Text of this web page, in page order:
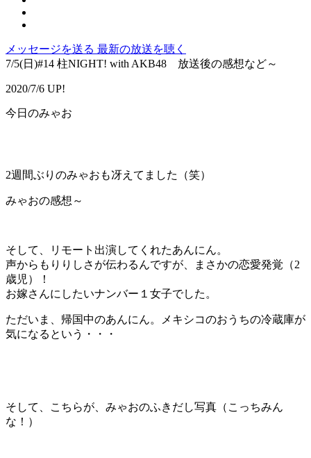
メッセージを送る 最新の放送を聴く
7/5(日)#14 柱NIGHT! with AKB48 放送後の感想など～
2020/7/6 UP!
今日のみゃお
2週間ぶりのみゃおも冴えてました（笑）
みゃおの感想～
そして、リモート出演してくれたあんにん。
声からもりりしさが伝わるんですが、まさかの恋愛発覚（2
歳児）！
お嫁さんにしたいナンバー１女子でした。
ただいま、帰国中のあんにん。メキシコのおうちの冷蔵庫が
気になるという・・・
そして、こちらが、みゃおのふきだし写真（こっちみん
な！）